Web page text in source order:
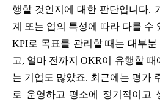
행할 것인지에 대한 판단입니다.
계 또는 업의 특성에 따라 다를 수
KPI로 목표를 관리할 때는 대부
고, 얼마 전까지 OKR이 유행할
는 기업도 많았죠. 최근에는 평가
로 운영하고 평소에 정기적이고